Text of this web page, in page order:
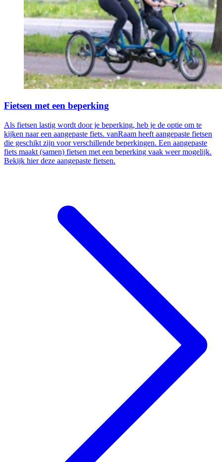
Fietsen met een beperking
Als fietsen lastig wordt door je beperking, heb je de optie om te
kijken naar een aangepaste fiets. vanRaam heeft aangepaste fietsen
die geschikt zijn voor verschillende beperkingen. Een aangepaste
fiets maakt (samen) fietsen met een beperking vaak weer mogelijk.
Bekijk hier deze aangepaste fietsen.